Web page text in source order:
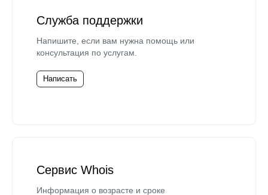
Служба поддержки
Напишите, если вам нужна помощь или
консультация по услугам.
Написать
Сервис Whois
Информация о возрасте и сроке